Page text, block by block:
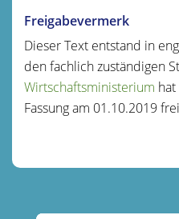
Freigabevermerk
Dieser Text entstand in
den fachlich zuständigen
Wirtschaftsministerium
Fassung am 01.10.2019